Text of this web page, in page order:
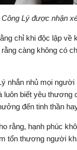
Lý được nhận
chỉ khi độc lập
càng không có
nhắn nhủ mọi
luôn biết yêu
đến tinh thần
rằng, hạnh phúc
tổn thương người